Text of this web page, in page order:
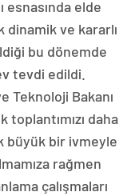
elde
ve kararlı
bu dönemde
tevdi edildi.
Teknoloji Bakanı
toplantımızı daha
büyük bir ivmeyle
rağmen
çalışmaları